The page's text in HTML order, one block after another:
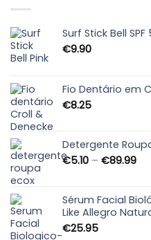
Surf Stick Bell SPF
€9.90
Fio Dentário em
€8.25
Detergente
€5.10 – €89.99
Sérum Facial
Like Allegro
€25.95